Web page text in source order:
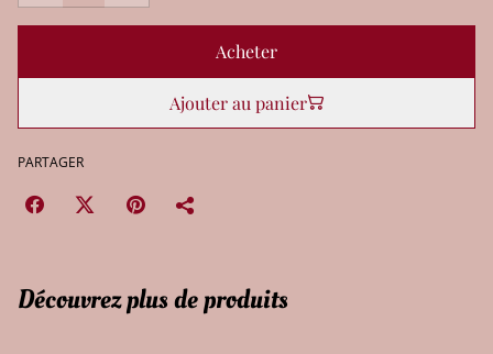
Acheter
Ajouter au panier
PARTAGER
Découvrez plus de produits